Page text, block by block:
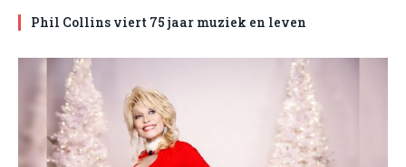
Phil Collins viert 75 jaar muziek en leven